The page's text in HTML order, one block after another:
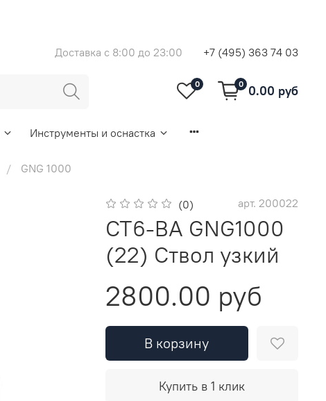
Доставка с 8:00 до 23:00 +7 (495) 363 74 03
0 0 0.00 руб
Инструменты и оснастка
GNG 1000
(0) арт. 200022
CT6-BA GNG1000
(22) Cтвол узкий
2800.00 руб
В корзину
Купить в 1 клик